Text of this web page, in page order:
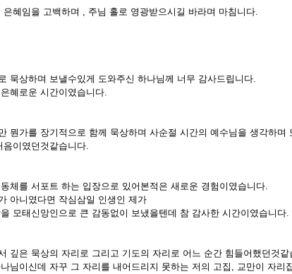
혜임을 고백하며 , 주님 홀로 영광받으시길 바라며 마침니다.
묵상하며 보낼수있게 도와주신 하나님께 너무 감사드립니다.
혜로운 시간이였습니다.
뭔가를 장기적으로 함께 묵상하며 사순절 시간의 예수님을 생각하며
이였던것같습니다.
체를 서포트 하는 입장으로 있어본적은 새로운 경험이였습니다.
아니였다면 작심삼일 인생인 제가
모태신앙인으로 큰 감동없이 보냈을텐데 참 감사한 시간이였습니다.
깊은 묵상의 자리로 그리고 기도의 자리로 어느 순간 힘들어했던것같
님이신데 자꾸 그 자리를 내어드리지 못하는 저의 고집, 교만이 자리